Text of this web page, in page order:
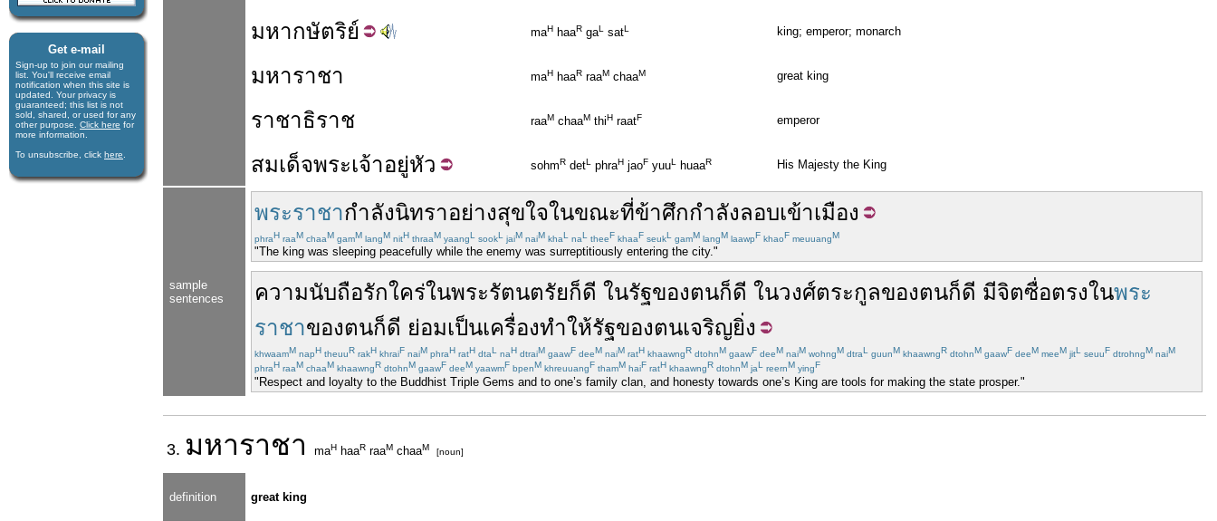
Get e-mail
Sign-up to join our mail­ing
list. You'll receive e­mail
notification when this site is
updated. Your privacy is
guaran­teed; this list is not
sold, shared, or used for any
other purpose. Click here for
more infor­mation.
To unsubscribe, click here
มหากษัตริย์ maH haaR gaL satL king; emperor; monarch
มหาราชา maH haaR raaM chaaM great king
ราชาธิราช raaM chaaM thiH raatF emperor
สมเด็จพระเจ้าอยู่หัว sohmR detL phraH jaoF yuuL huaaR His Majesty the King
sample
sentences
พระราชากำลังนิทราอย่างสุขใจในขณะที่ข้าศึกกำลังลอบเข้าเมือง
phraH raaM chaaM gamM langM nitH thraaM yaangL sookL jaiM naiM khaL naL theeF khaaF seukL gamM langM laawpF khaoF meuuangM
"The king was sleeping peacefully while the enemy was surreptitiously entering the city."
ความนับถือรักใคร่ในพระรัตนตรัยก็ดี ในรัฐของตนก็ดี ในวงศ์ตระกูลของตนก็ดี มีจิตซื่อตรงในพระ
ราชาของตนก็ดี ย่อมเป็นเครื่องทำให้รัฐของตนเจริญยิ่ง
khwaamM napH theuuR rakH khraiF naiM phraH ratH dtaL naH dtraiM gaawF deeM naiM ratH khaawngR dtohnM gaawF deeM naiM wohngM dtraL guunM khaawngR dtohnM gaawF deeM meeM jitL seuuF dtrohngM naiM
phraH raaM chaaM khaawngR dtohnM gaawF deeM yaawmF bpenM khreuuangF thamM haiF ratH khaawngR dtohnM jaL reernM yingF
"Respect and loyalty to the Buddhist Triple Gems and to one’s family clan, and honesty towards one’s King are tools for making the state prosper."
3. มหาราชา maH haaR raaM chaaM [noun]
definition great king